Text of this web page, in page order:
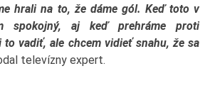
hrali na to, že dáme gól. Keď toto v
spokojný, aj keď prehráme proti
vadiť, ale chcem vidieť snahu, že sa
televízny expert.